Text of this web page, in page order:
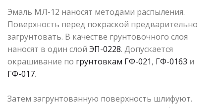
Эмаль МЛ-12 наносят методами распыления.
Поверхность перед покраской предварительно
загрунтовать. В качестве грунтовочного слоя
наносят в один слой ЭП-0228. Допускается
окрашивание по грунтовкам ГФ-021, ГФ-0163 и
ГФ-017.
Затем загрунтованную поверхность шлифуют.